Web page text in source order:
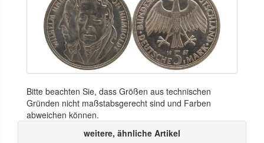
Bitte beachten Sie, dass Größen aus technischen
Gründen nicht maßstabsgerecht sind und Farben
abweichen können.
weitere, ähnliche Artikel